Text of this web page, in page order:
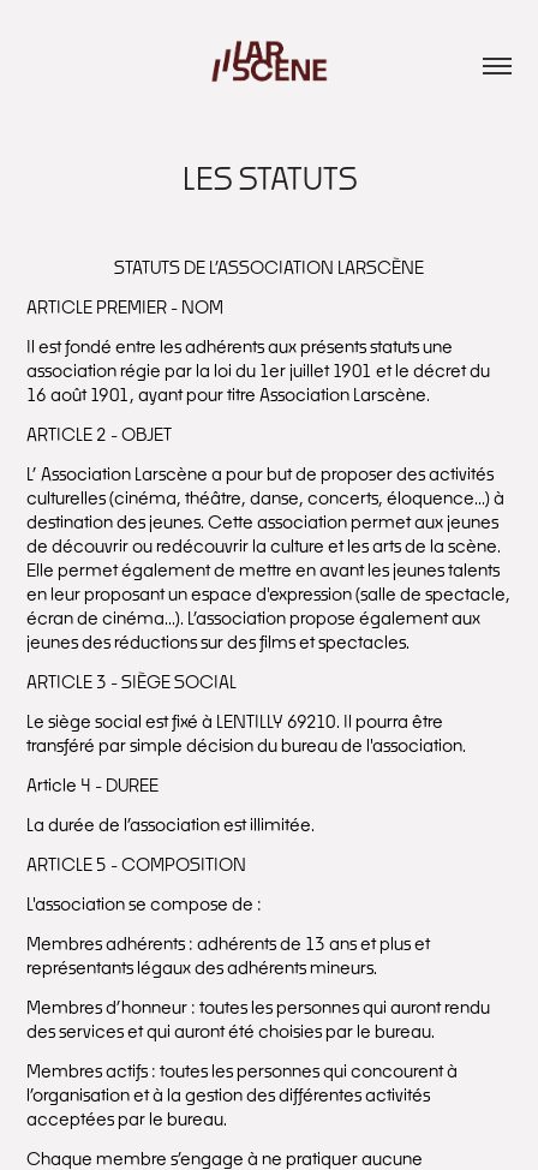
LES STATUTS
STATUTS DE L’ASSOCIATION LARSCÈNE
ARTICLE PREMIER - NOM
Il est fondé entre les adhérents aux présents statuts une
association régie par la loi du 1er juillet 1901 et le décret du
16 août 1901, ayant pour titre Association Larscène.
ARTICLE 2 - OBJET
L’ Association Larscène a pour but de proposer des activités
culturelles (cinéma, théâtre, danse, concerts, éloquence...) à
destination des jeunes. Cette association permet aux jeunes
de découvrir ou redécouvrir la culture et les arts de la scène.
Elle permet également de mettre en avant les jeunes talents
en leur proposant un espace d'expression (salle de spectacle,
écran de cinéma...). L’association propose également aux
jeunes des réductions sur des films et spectacles.
ARTICLE 3 - SIÈGE SOCIAL
Le siège social est fixé à LENTILLY 69210. Il pourra être
transféré par simple décision du bureau de l'association.
Article 4 - DUREE
La durée de l’association est illimitée.
ARTICLE 5 - COMPOSITION
L'association se compose de :
Membres adhérents : adhérents de 13 ans et plus et
représentants légaux des adhérents mineurs.
Membres d’honneur : toutes les personnes qui auront rendu
des services et qui auront été choisies par le bureau.
Membres actifs : toutes les personnes qui concourent à
l’organisation et à la gestion des différentes activités
acceptées par le bureau.
Chaque membre s’engage à ne pratiquer aucune